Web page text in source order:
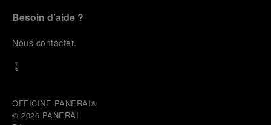
Besoin d’aide ?
Nous contacter.
OFFICINE PANERAI®
© 2026 PANERAI